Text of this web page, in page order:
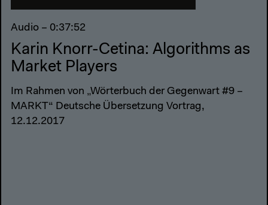
Audio – 0:37:52
Karin Knorr-Cetina: Algorithms as
Market Players
Im Rahmen von „Wörterbuch der Gegenwart #9 –
MARKT“ Deutsche Übersetzung Vortrag,
12.12.2017